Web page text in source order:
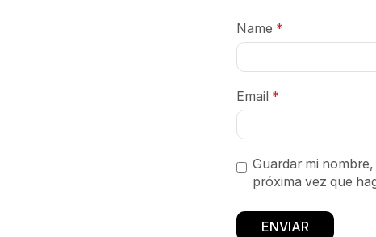
Name *
Email *
Guardar mi
próxima vez que